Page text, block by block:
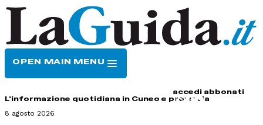
OPEN MAIN MENU
accedi abbonati
L'informazione quotidiana in Cuneo e provincia
8 agosto 2026